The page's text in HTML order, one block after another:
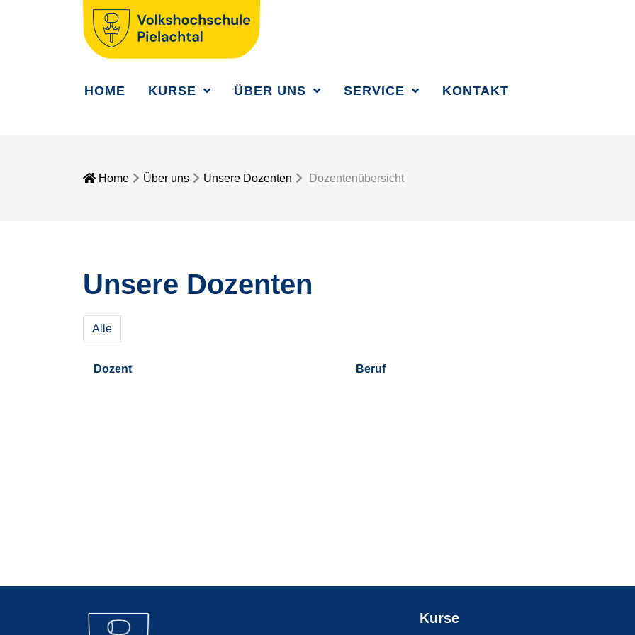
HOME KURSE ÜBER UNS SERVICE KONTAKT
Home Über uns Unsere Dozenten Dozentenübersicht
Unsere Dozenten
Alle
Dozent Beruf
Kurse